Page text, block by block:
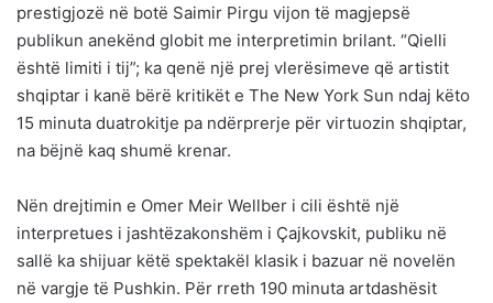
prestigjozë në botë Saimir Pirgu vijon të magjepsë
publikun anekënd globit me interpretimin brilant. “Qielli
është limiti i tij”; ka qenë një prej vlerësimeve që artistit
shqiptar i kanë bërë kritikët e The New York Sun ndaj këto
15 minuta duatrokitje pa ndërprerje për virtuozin shqiptar,
na bëjnë kaq shumë krenar.
Nën drejtimin e Omer Meir Wellber i cili është një
interpretues i jashtëzakonshëm i Çajkovskit, publiku në
sallë ka shijuar këtë spektakël klasik i bazuar në novelën
në vargje të Pushkin. Për rreth 190 minuta artdashësit